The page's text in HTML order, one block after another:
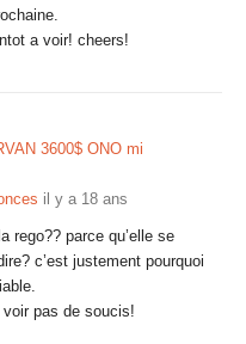
a voir! cheers!
3600$ ONO mi
il y a 18 ans
rego?? parce qu’elle se
c’est justement pourquoi
voir pas de soucis!